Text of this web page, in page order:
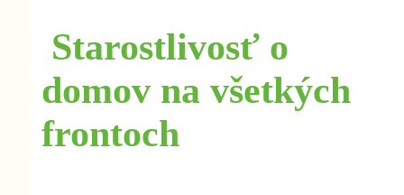
Starostlivosť o
domov na všetkých
frontoch